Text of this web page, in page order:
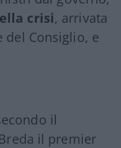
crisi, arrivata
Consiglio, e
il
il premier